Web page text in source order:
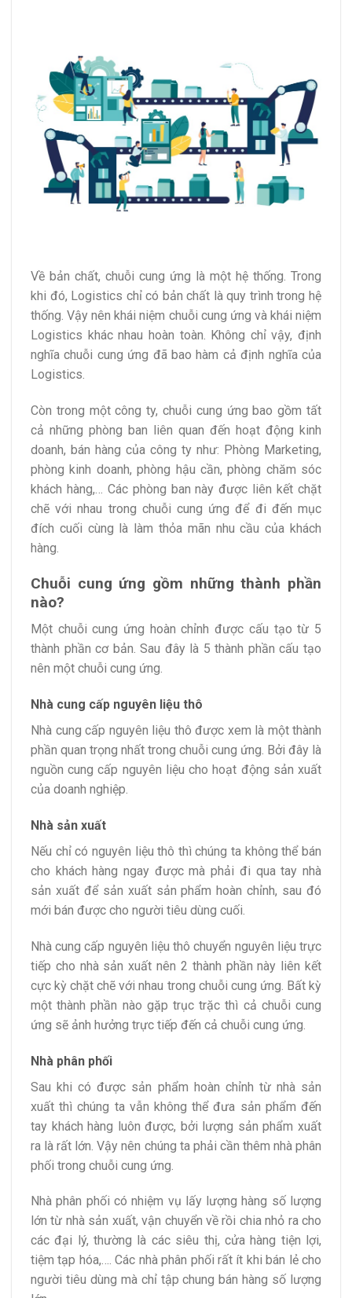
Về bản chất, chuỗi cung ứng là một hệ thống. Trong
khi đó, Logistics chỉ có bản chất là quy trình trong hệ
thống. Vậy nên khái niệm chuỗi cung ứng và khái niệm
Logistics khác nhau hoàn toàn. Không chỉ vậy, định
nghĩa chuỗi cung ứng đã bao hàm cả định nghĩa của
Logistics.
Còn trong một công ty, chuỗi cung ứng bao gồm tất
cả những phòng ban liên quan đến hoạt động kinh
doanh, bán hàng của công ty như: Phòng Marketing,
phòng kinh doanh, phòng hậu cần, phòng chăm sóc
khách hàng,… Các phòng ban này được liên kết chặt
chẽ với nhau trong chuỗi cung ứng để đi đến mục
đích cuối cùng là làm thỏa mãn nhu cầu của khách
hàng.
Chuỗi cung ứng gồm những thành phần
nào?
Một chuỗi cung ứng hoàn chỉnh được cấu tạo từ 5
thành phần cơ bản. Sau đây là 5 thành phần cấu tạo
nên một chuỗi cung ứng.
Nhà cung cấp nguyên liệu thô
Nhà cung cấp nguyên liệu thô được xem là một thành
phần quan trọng nhất trong chuỗi cung ứng. Bởi đây là
nguồn cung cấp nguyên liệu cho hoạt động sản xuất
của doanh nghiệp.
Nhà sản xuất
Nếu chỉ có nguyên liệu thô thì chúng ta không thể bán
cho khách hàng ngay được mà phải đi qua tay nhà
sản xuất để sản xuất sản phẩm hoàn chỉnh, sau đó
mới bán được cho người tiêu dùng cuối.
Nhà cung cấp nguyên liệu thô chuyển nguyên liệu trực
tiếp cho nhà sản xuất nên 2 thành phần này liên kết
cực kỳ chặt chẽ với nhau trong chuỗi cung ứng. Bất kỳ
một thành phần nào gặp trục trặc thì cả chuỗi cung
ứng sẽ ảnh hưởng trực tiếp đến cả chuỗi cung ứng.
Nhà phân phối
Sau khi có được sản phẩm hoàn chỉnh từ nhà sản
xuất thì chúng ta vẫn không thể đưa sản phẩm đến
tay khách hàng luôn được, bởi lượng sản phẩm xuất
ra là rất lớn. Vậy nên chúng ta phải cần thêm nhà phân
phối trong chuỗi cung ứng.
Nhà phân phối có nhiệm vụ lấy lượng hàng số lượng
lớn từ nhà sản xuất, vận chuyển về rồi chia nhỏ ra cho
các đại lý, thường là các siêu thị, cửa hàng tiện lợi,
tiệm tạp hóa,…. Các nhà phân phối rất ít khi bán lẻ cho
người tiêu dùng mà chỉ tập chung bán hàng số lượng